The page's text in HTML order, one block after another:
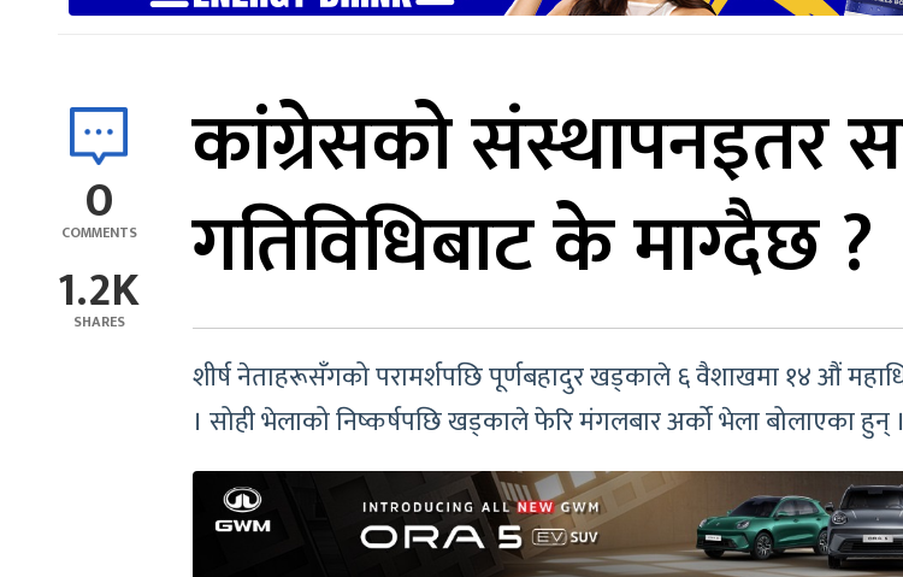
0
COMMENTS
1.2K
SHARES
कांग्रेसको संस्थापनइतर
गतिविधिबाट के माग्दैछ ?
शीर्ष नेताहरूसँगको परामर्शपछि पूर्णबहादुर खड्काले ६ वैशाखमा १४ औं
। सोही भेलाको निष्कर्षपछि खड्काले फेरि मंगलबार अर्को भेला बोलाएका हुन् ।